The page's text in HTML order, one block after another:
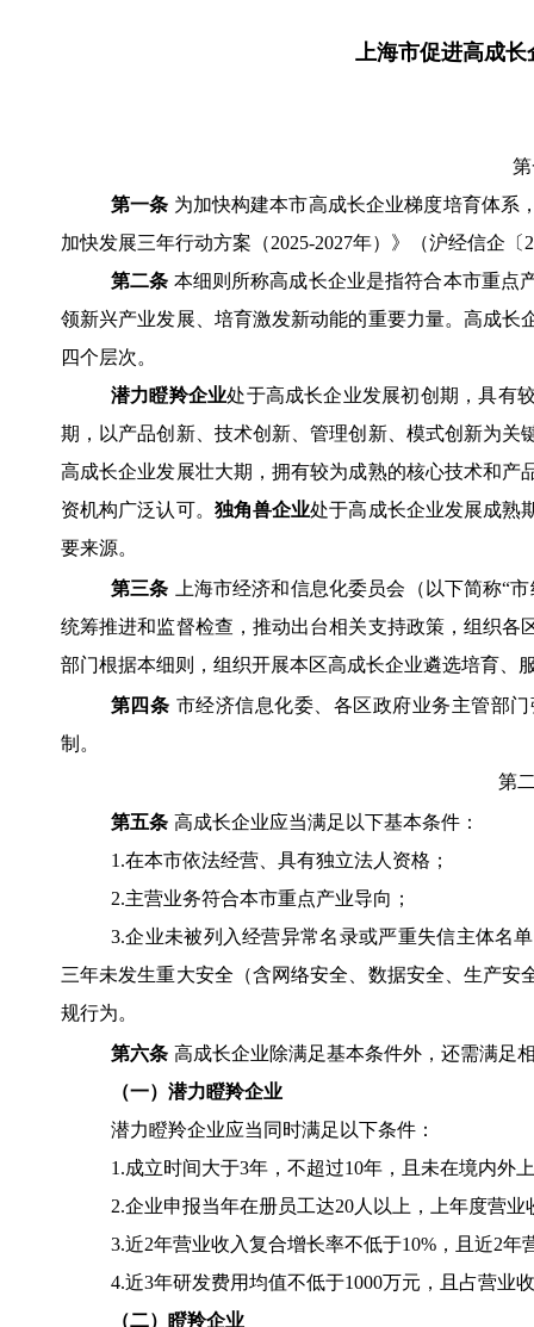
上海市促进高成
第一条 为加快构建本市高成长企业梯度培育体系
加快发展三年行动方案（2025-2027年）》（沪经信企
第二条 本细则所称高成长企业是指符合本市重点
领新兴产业发展、培育激发新动能的重要力量。高成
四个层次。
潜力瞪羚企业处于高成长企业发展初创期，具有
期，以产品创新、技术创新、管理创新、模式创新为关
高成长企业发展壮大期，拥有较为成熟的核心技术和
资机构广泛认可。 独角兽企业处于高成长企业发展成熟
要来源。
第三条
上海市经济和信息化委员会（以下简称“
统筹推进和监督检查，推动出台相关支持政策，组织
部门根据本细则，组织开展本区高成长企业遴选培育、
第四条 市经济信息化委、各区政府业务主管部
制。
第
第五条 高成长企业应当满足以下基本条件：
1.在本市依法经营、具有独立法人资格；
2.主营业务符合本市重点产业导向；
3.企业未被列入经营异常名录或严重失信主体名
三年未发生重大安全（含网络安全、数据安全、生产
规行为。
第六条 高成长企业除满足基本条件外，还需满足
（一）潜力瞪羚企业
潜力瞪羚企业应当同时满足以下条件：
1.成立时间大于3年，不超过10年，且未在境内外
2.企业申报当年在册员工达20人以上，上年度营业
3.近2年营业收入复合增长率不低于10%，且近2年
4.近3年研发费用均值不低于1000万元，且占营业
（二）瞪羚企业